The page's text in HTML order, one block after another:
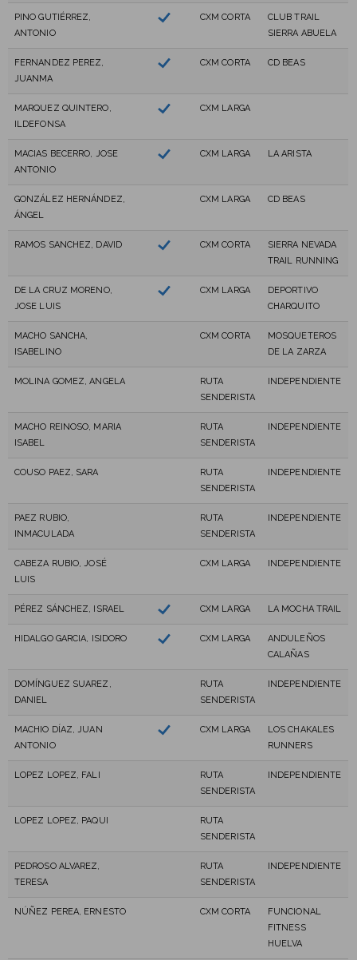
PINO GUTIÉRREZ,
ANTONIO
CXM CORTA
CLUB TRAIL
SIERRA ABUELA
FERNANDEZ PEREZ,
JUANMA
CXM CORTA CD BEAS
MARQUEZ QUINTERO,
ILDEFONSA
CXM LARGA
MACIAS BECERRO, JOSE
ANTONIO
CXM LARGA LA ARISTA
GONZÁLEZ HERNÁNDEZ,
ÁNGEL
CXM LARGA CD BEAS
RAMOS SANCHEZ, DAVID CXM CORTA
SIERRA NEVADA
TRAIL RUNNING
DE LA CRUZ MORENO,
JOSE LUIS
CXM LARGA
DEPORTIVO
CHARQUITO
MACHO SANCHA,
ISABELINO
CXM CORTA
MOSQUETEROS
DE LA ZARZA
MOLINA GOMEZ, ANGELA
RUTA
SENDERISTA
INDEPENDIENTE
MACHO REINOSO, MARIA
ISABEL
RUTA
SENDERISTA
INDEPENDIENTE
COUSO PAEZ, SARA
RUTA
SENDERISTA
INDEPENDIENTE
PAEZ RUBIO,
INMACULADA
RUTA
SENDERISTA
INDEPENDIENTE
CABEZA RUBIO, JOSÉ
LUIS
CXM LARGA INDEPENDIENTE
PÉREZ SÁNCHEZ, ISRAEL CXM LARGA LA MOCHA TRAIL
HIDALGO GARCIA, ISIDORO CXM LARGA
ANDULEÑOS
CALAÑAS
DOMÍNGUEZ SUAREZ,
DANIEL
RUTA
SENDERISTA
INDEPENDIENTE
MACHIO DÍAZ, JUAN
ANTONIO
CXM LARGA
LOS CHAKALES
RUNNERS
LOPEZ LOPEZ, FALI
RUTA
SENDERISTA
INDEPENDIENTE
LOPEZ LOPEZ, PAQUI
RUTA
SENDERISTA
PEDROSO ALVAREZ,
TERESA
RUTA
SENDERISTA
INDEPENDIENTE
NÚÑEZ PEREA, ERNESTO CXM CORTA
FUNCIONAL
FITNESS
HUELVA